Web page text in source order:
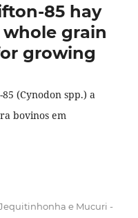
85 hay
grain
growing
(Cynodon spp.) a
bovinos em
e Mucuri -